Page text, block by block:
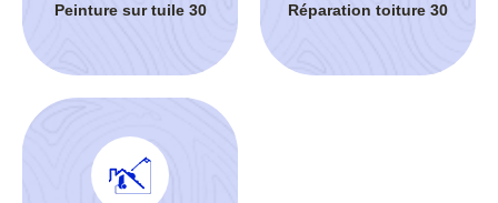
Peinture sur tuile 30 Réparation toiture 30